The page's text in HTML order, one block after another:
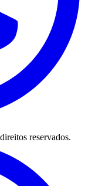
reservados.